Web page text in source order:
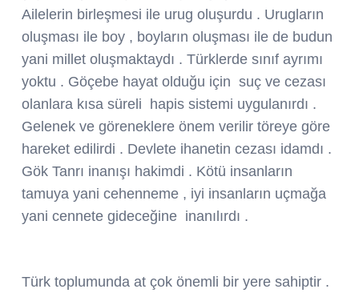
Ailelerin birleşmesi ile urug oluşurdu . Urugların
oluşması ile boy , boyların oluşması ile de budun
yani millet oluşmaktaydı . Türklerde sınıf ayrımı
yoktu . Göçebe hayat olduğu için suç ve cezası
olanlara kısa süreli hapis sistemi uygulanırdı .
Gelenek ve göreneklere önem verilir töreye göre
hareket edilirdi . Devlete ihanetin cezası idamdı .
Gök Tanrı inanışı hakimdi . Kötü insanların
tamuya yani cehenneme , iyi insanların uçmağa
yani cennete gideceğine inanılırdı .
Türk toplumunda at çok önemli bir yere sahiptir .